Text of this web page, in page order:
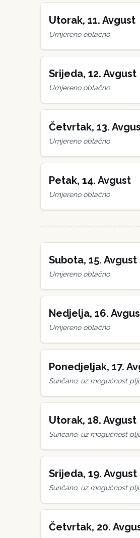
Utorak, 11. Avgust
Umjereno oblačno
Srijeda, 12. Avgust
Umjereno oblačno
Četvrtak, 13.
Umjereno oblačno
Petak, 14. Avgust
Umjereno oblačno
Subota, 15. Avgust
Umjereno oblačno
Nedjelja, 16.
Umjereno oblačno
Ponedjeljak, 17.
Sunčano, uz mogućnost
Utorak, 18. Avgust
Sunčano, uz mogućnost
Srijeda, 19. Avgust
Sunčano, uz mogućnost
Četvrtak, 20.